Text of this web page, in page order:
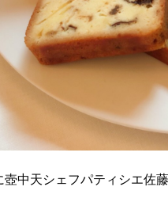
壺中天シェフパティシエ佐